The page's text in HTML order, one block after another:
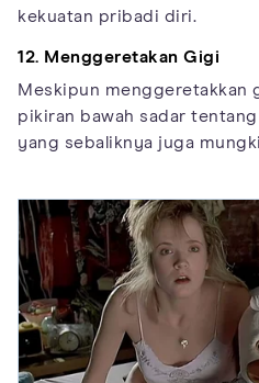
kekuatan pribadi diri.
12. Menggeretakan Gigi
Meskipun menggeretakkan
pikiran bawah sadar
yang sebaliknya juga